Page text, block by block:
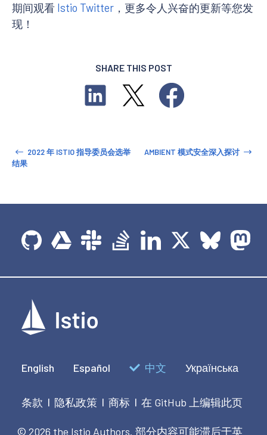
期间观看 Istio Twitter ，更多令人兴奋的更新等您发
现！
SHARE THIS POST
2022 年 ISTIO 指导委员会选举
结果
AMBIENT 模式安全深入探讨
English Español 中文 Українська
条款 | 隐私政策 | 商标 | 在 GitHub 上编辑此页
© 2026 the Istio Authors. 部分内容可能滞后于英